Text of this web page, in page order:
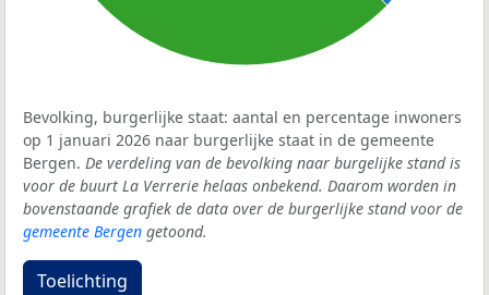
Bevolking, burgerlijke staat: aantal en percentage inwoners
op 1 januari 2026 naar burgerlijke staat in de gemeente
Bergen. De verdeling van de bevolking naar burgelijke stand is
voor de buurt La Verrerie helaas onbekend. Daarom worden in
bovenstaande grafiek de data over de burgerlijke stand voor de
gemeente Bergen getoond.
Toelichting